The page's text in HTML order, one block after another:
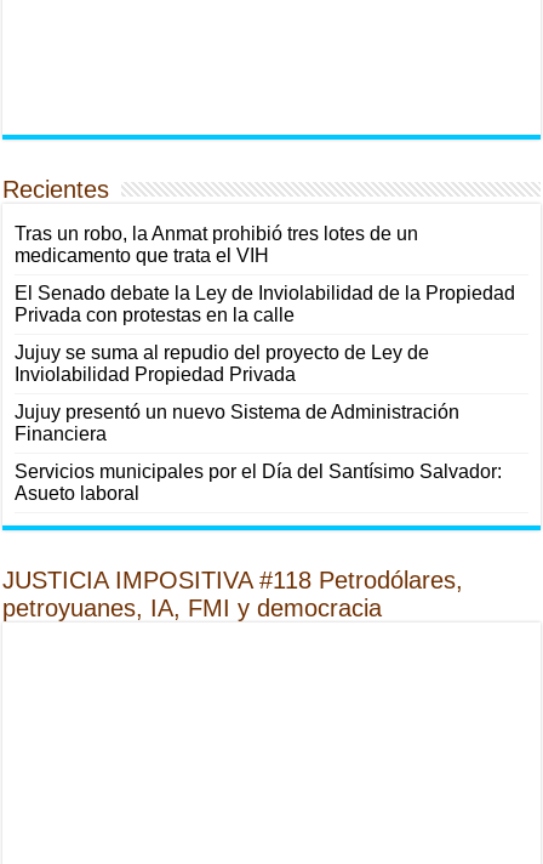
Recientes
Tras un robo, la Anmat prohibió tres lotes de un
medicamento que trata el VIH
El Senado debate la Ley de Inviolabilidad de la Propiedad
Privada con protestas en la calle
Jujuy se suma al repudio del proyecto de Ley de
Inviolabilidad Propiedad Privada
Jujuy presentó un nuevo Sistema de Administración
Financiera
Servicios municipales por el Día del Santísimo Salvador:
Asueto laboral
JUSTICIA IMPOSITIVA #118 Petrodólares,
petroyuanes, IA, FMI y democracia